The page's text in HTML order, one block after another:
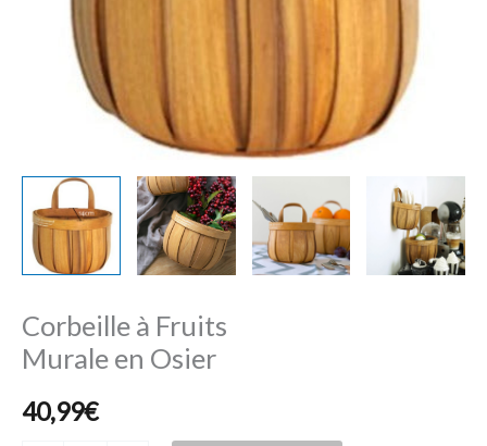
Corbeille à Fruits
Murale en Osier
40,99€